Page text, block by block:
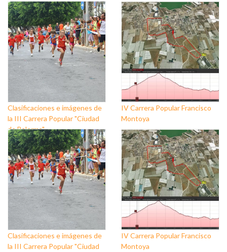
Clasificaciones e imágenes de
la III Carrera Popular "Ciudad
de Balerma"
IV Carrera Popular Francisco
Montoya
Clasificaciones e imágenes de
la III Carrera Popular "Ciudad
IV Carrera Popular Francisco
Montoya